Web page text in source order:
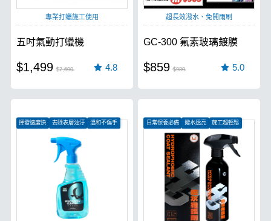
專業打蠟施工使用
五吋氣動打蠟機
$1,499 $2,600 4.8
超長效潑水、免開雨刷
GC-300 氟素玻璃鍍膜
$859 $980 5.0
揮發速度快 去除表層油汙 溫和不傷手 日常保養必備 撥水透亮 施工超輕鬆